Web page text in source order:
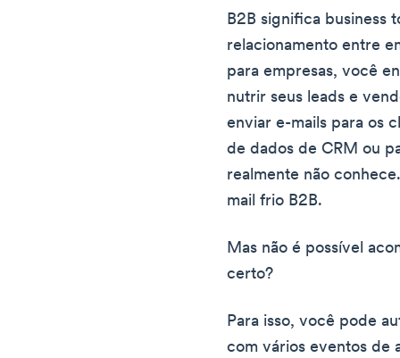
B2B significa business
relacionamento entre
para empresas, você
nutrir seus leads e
enviar e-mails para os
de dados de CRM ou
realmente não
mail frio B2B.
Mas não é possível
certo?
Para isso, você pode
com vários eventos de